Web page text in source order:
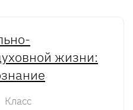
жизни:
Класс